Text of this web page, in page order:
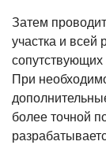
Затем
участка и всей
При
более точной